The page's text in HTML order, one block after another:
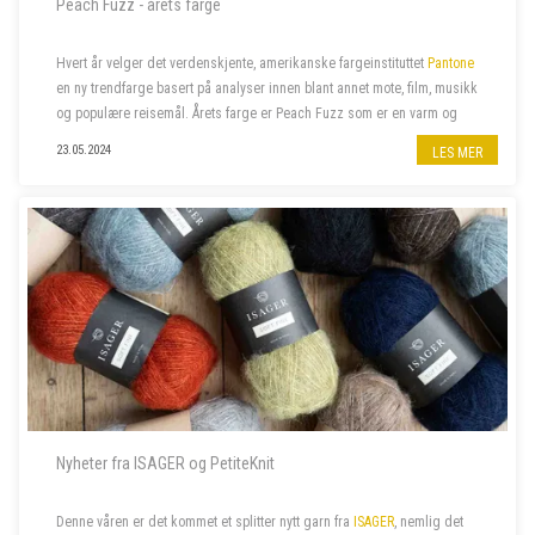
Peach Fuzz - årets farge
Hvert år velger det verdenskjente, amerikanske fargeinstituttet Pantone
en ny trendfarge basert på analyser innen blant annet mote, film, musikk
og populære reisemål. Årets farge er Peach Fuzz som er en varm og
velkommen farge som beriker sinn, kropp og sjel. Naturligvi...
23.05.2024 LES MER
Nyheter fra ISAGER og PetiteKnit
Denne våren er det kommet et splitter nytt garn fra ISAGER, nemlig det